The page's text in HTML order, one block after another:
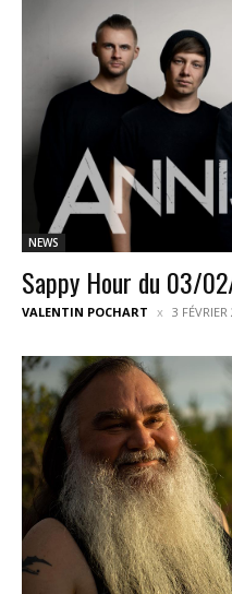
NEWS
Sappy Hour du 03/
VALENTIN POCHART 3 FÉVRIER